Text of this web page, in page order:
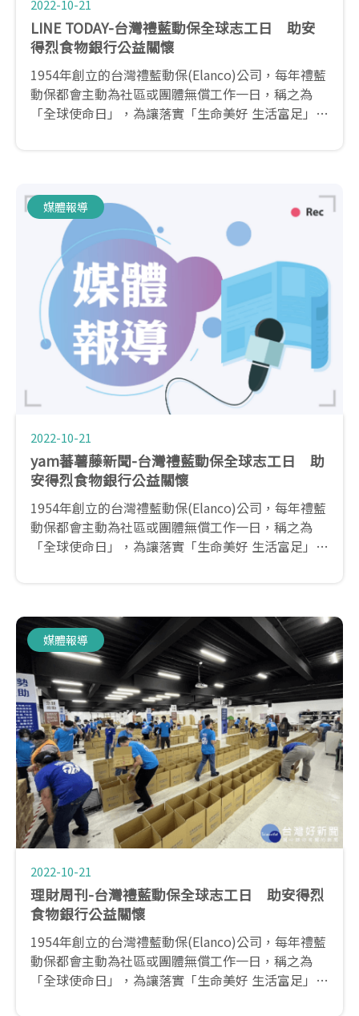
2022-10-21
LINE TODAY-台灣禮藍動保全球志工日 助安
得烈食物銀行公益關懷
1954年創立的台灣禮藍動保(Elanco)公司，每年禮藍
動保都會主動為社區或團體無償工作一日，稱之為
「全球使命日」，為讓落實「生命美好 生活富足」的
媒體報導
2022-10-21
yam蕃薯藤新聞-台灣禮藍動保全球志工日 助
安得烈食物銀行公益關懷
1954年創立的台灣禮藍動保(Elanco)公司，每年禮藍
動保都會主動為社區或團體無償工作一日，稱之為
「全球使命日」，為讓落實「生命美好 生活富足」的
媒體報導
2022-10-21
理財周刊-台灣禮藍動保全球志工日 助安得烈
食物銀行公益關懷
1954年創立的台灣禮藍動保(Elanco)公司，每年禮藍
動保都會主動為社區或團體無償工作一日，稱之為
「全球使命日」，為讓落實「生命美好 生活富足」的